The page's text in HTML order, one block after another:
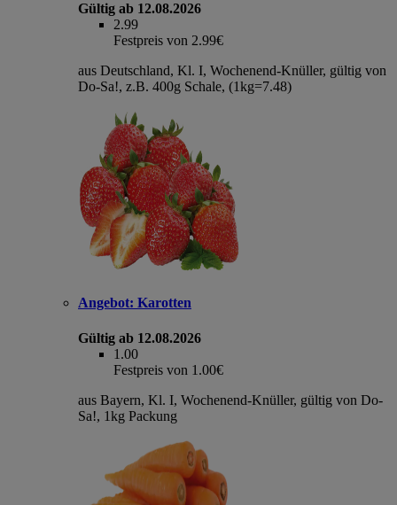
Gültig ab 12.08.2026
2.99
Festpreis von 2.99€
aus Deutschland, Kl. I, Wochenend-Knüller, gültig von
Do-Sa!, z.B. 400g Schale, (1kg=7.48)
Angebot: Karotten
Gültig ab 12.08.2026
1.00
Festpreis von 1.00€
aus Bayern, Kl. I, Wochenend-Knüller, gültig von Do-
Sa!, 1kg Packung